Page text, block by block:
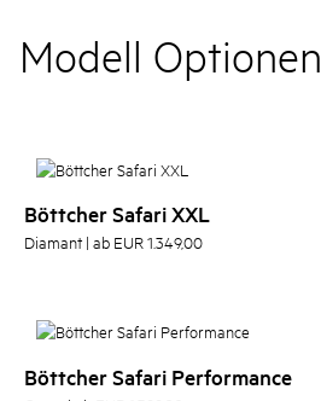
Modell Optionen
Böttcher Safari XXL
Diamant | ab EUR 1.349,00
Böttcher Safari Performance